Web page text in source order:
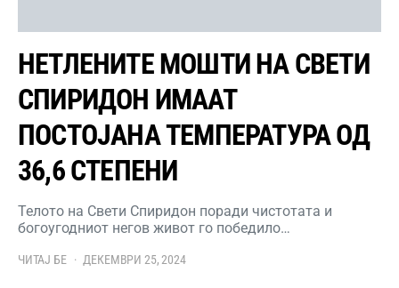
НЕТЛЕНИТЕ МОШТИ НА СВЕТИ
СПИРИДОН ИМААТ
ПОСТОЈАНА ТЕМПЕРАТУРА ОД
36,6 СТЕПЕНИ
Телото на Свети Спиридон поради чистотата и
богоугодниот негов живот го победило…
ЧИТАЈ БЕ ДЕКЕМВРИ 25, 2024